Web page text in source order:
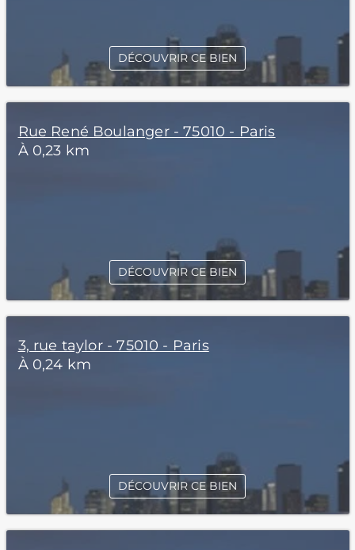
DÉCOUVRIR CE BIEN
Rue René Boulanger - 75010 - Paris
À 0,23 km
DÉCOUVRIR CE BIEN
3, rue taylor - 75010 - Paris
À 0,24 km
DÉCOUVRIR CE BIEN